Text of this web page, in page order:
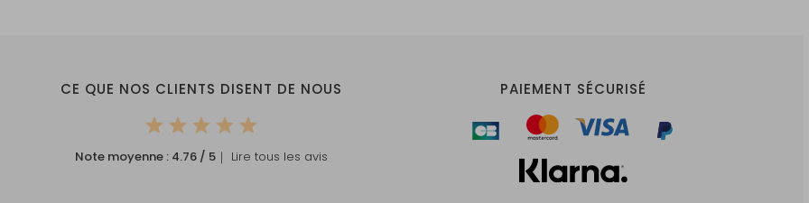
CE QUE NOS CLIENTS DISENT DE NOUS
Note moyenne : 4.76 / 5 ｜ Lire tous les avis
PAIEMENT SÉCURISÉ